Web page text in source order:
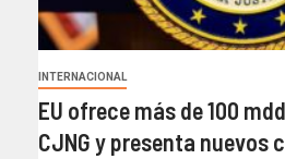
INTERNACIONAL
EU ofrece más de 100
CJNG y presenta nuevos